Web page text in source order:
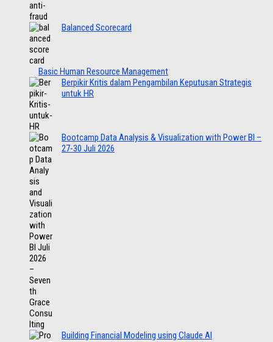
Balanced Scorecard
Basic Human Resource Management
Berpikir Kritis dalam Pengambilan Keputusan Strategis
untuk HR
Bootcamp Data Analysis & Visualization with Power BI –
27-30 Juli 2026
Building Financial Modeling using Claude AI